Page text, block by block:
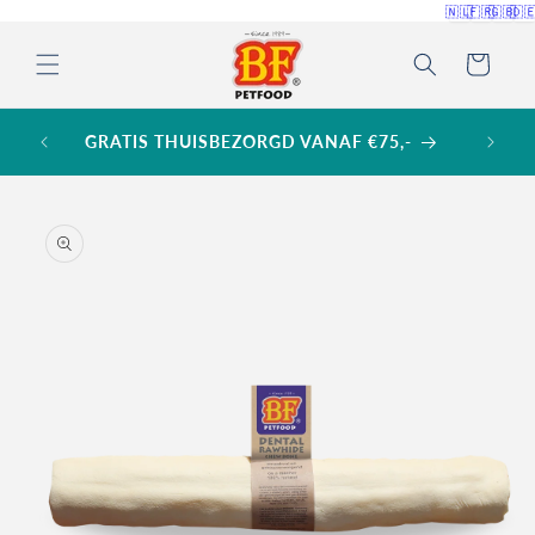
🇳🇱🇫🇷🇬🇧
Winkelwagen
GRATIS THUISBEZORGD VANAF €75,-
direct naar